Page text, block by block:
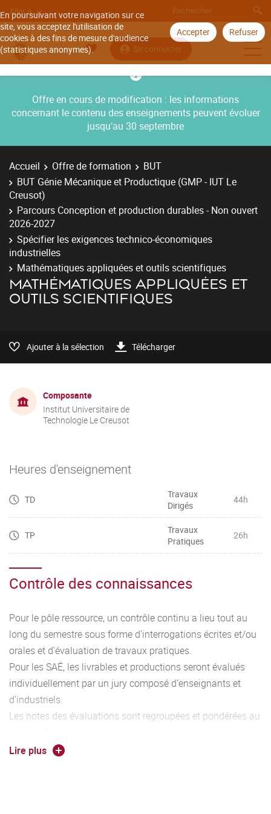
En poursuivant votre navigation sur ce
site, vous acceptez l'utilisation de
cookies à des fins de mesure d'audience
(statistiques anonymes).
Accepter Refuser
Aller à
Se connecter
Offre en cours de modification : les informations
concernant le contenu des enseignements peuvent évoluer
jusqu’au 30 septembre
Accueil Offre de formation
BUT
BUT Génie Mécanique et Productique (GMP - IUT Le
Creusot)
Parcours Conception et production durables - Non ouvert
2026-2027
Spécifier les exigences technico-économiques
industrielles
Mathématiques appliquées et outils scientifiques
MATHÉMATIQUES APPLIQUÉES ET
OUTILS SCIENTIFIQUES
Ajouter à la sélection Télécharger
Composante
Institut Universitaire de
Technologie Le Creusot
Heures d'enseignement
TD
Travaux
Dirigés
44h
TP
Travaux
Pratiques
26h
Contrôle des connaissances
Pour le pôle ressource, un contrôle continu a lieu tout au
long du semestre sous forme d'interrogations écrites et/ou
orales et d'évaluation de travaux pratiques.
Pour les SAÉ, les livrables et productions seront évalués
individuellement par un jury composé d’enseignants et
d’industriels.
Les notes des évaluations sont regroupées et pondérées au
permettant l’acquisition de 5 compétences caractéristiques
Lire plus